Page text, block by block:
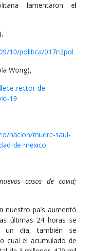
lamentaron el
10/politica/017n2pol
Wong),
rector-de-
19
nacion/muere-saul-
de-mexico
casos de covid;
nuestro país aumentó
últimas 24 horas se
un día, también se
cual el acumulado de